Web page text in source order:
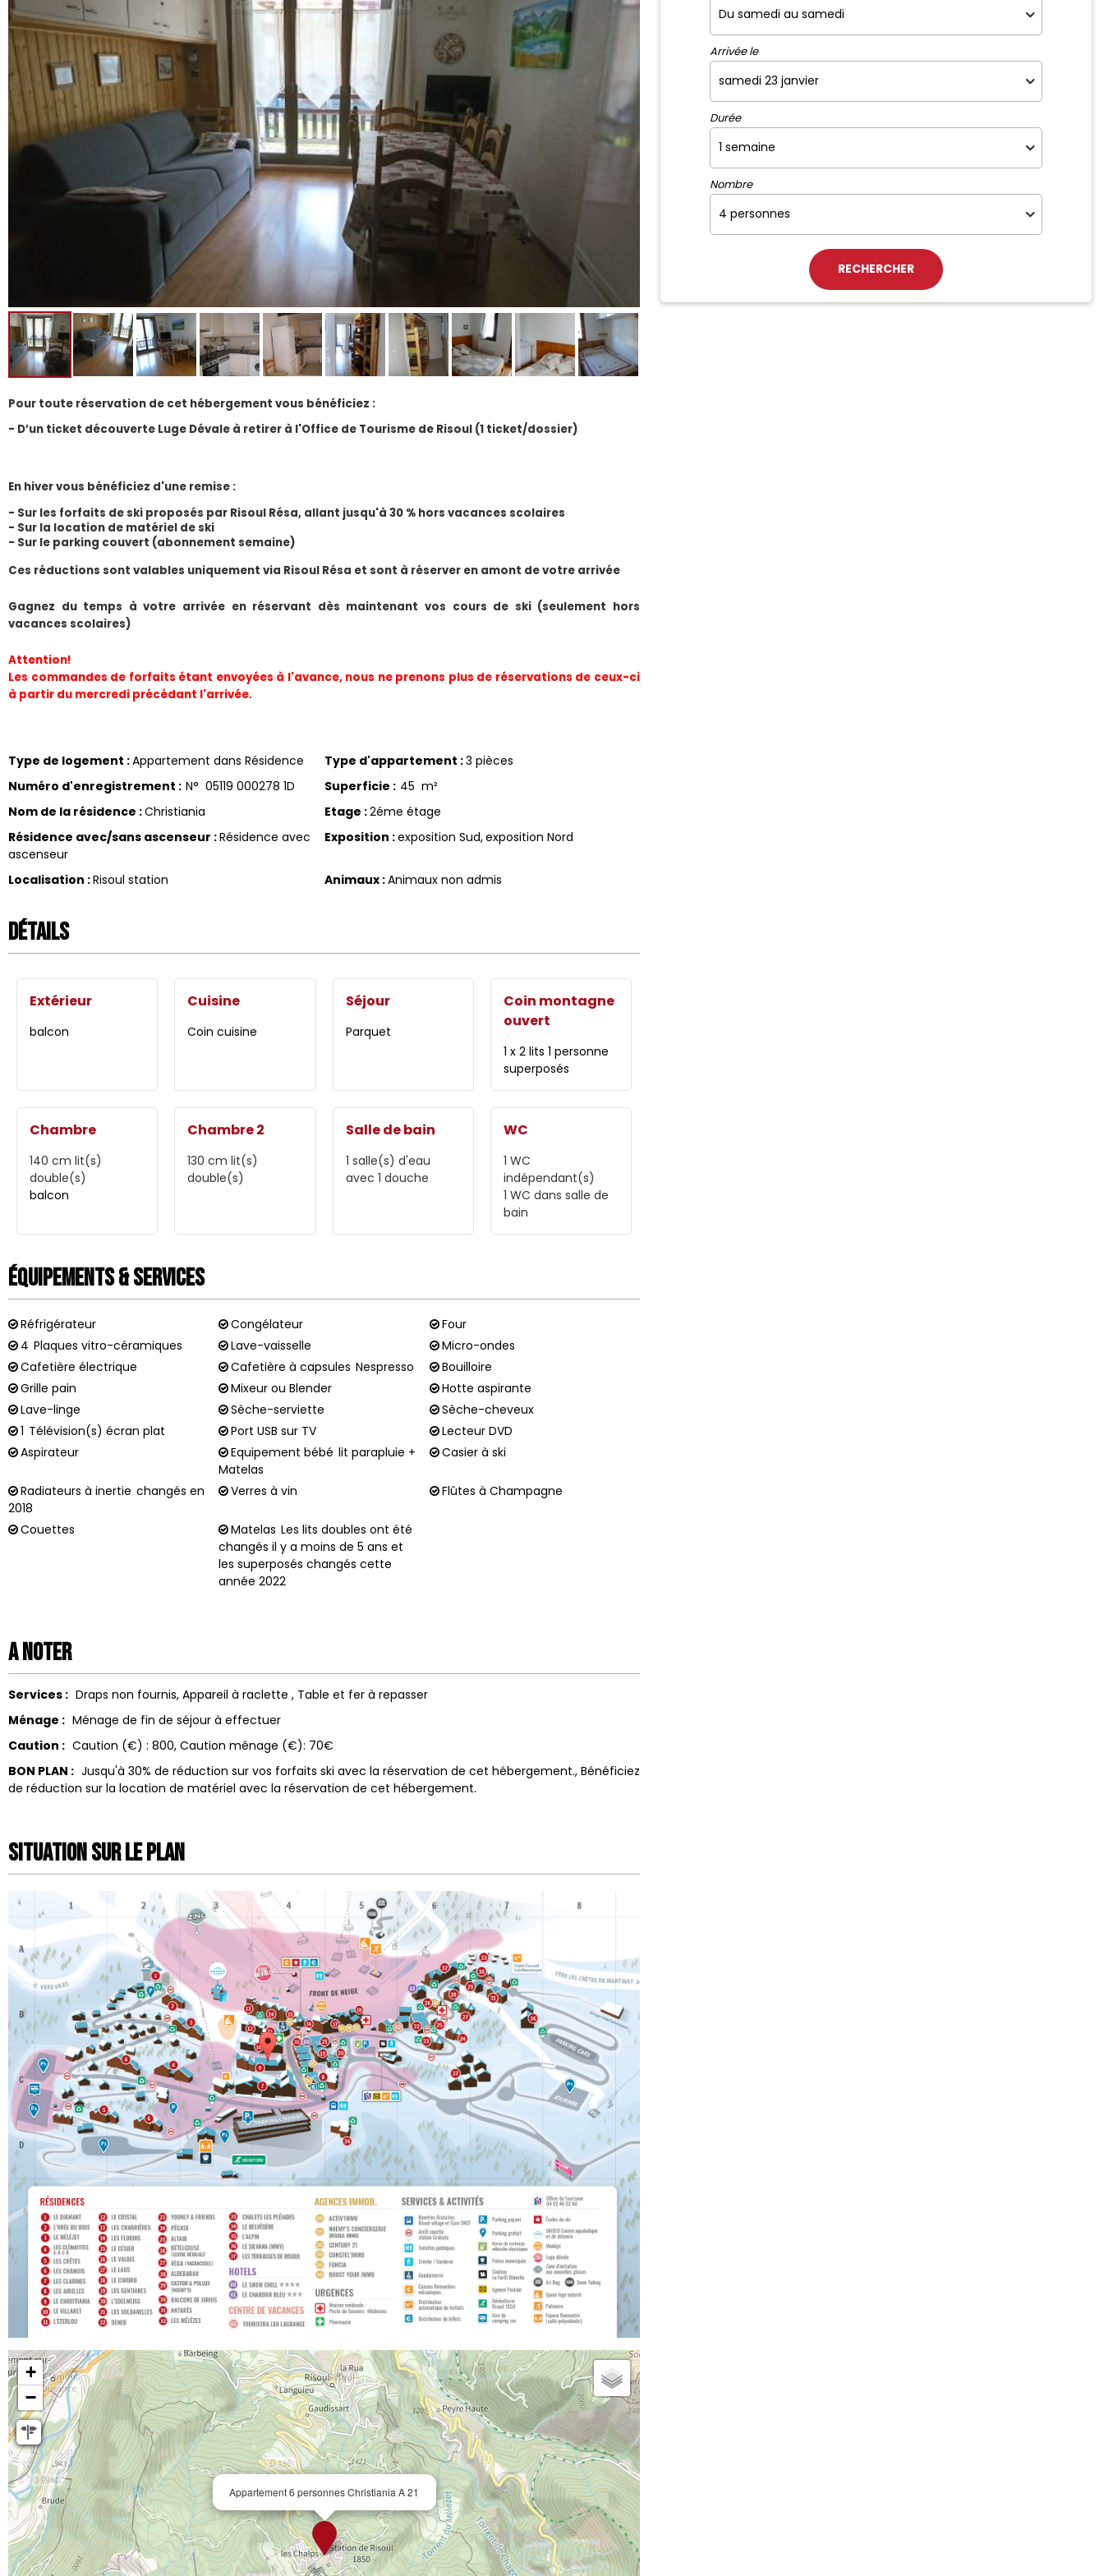
Arrivée le
Durée
Nombre
Pour toute réservation de cet hébergement vous bénéficiez :
- D’un ticket découverte Luge Dévale à retirer à l'Office de Tourisme de Risoul (1 ticket/dossier)
En hiver vous bénéficiez d'une remise :
- Sur les forfaits de ski proposés par Risoul Résa, allant jusqu'à 30 % hors vacances scolaires
- Sur la location de matériel de ski
- Sur le parking couvert (abonnement semaine)
​Ces réductions sont valables uniquement via Risoul Résa et sont à réserver en amont de votre arrivée
Gagnez du temps à votre arrivée en réservant dès maintenant vos cours de ski (seulement hors
vacances scolaires)
Attention!
Les commandes de forfaits étant envoyées à l'avance, nous ne prenons plus de réservations de ceux-ci
à partir du mercredi précédant l'arrivée.
Type de logement :Appartement dans Résidence Type d'appartement :3 pièces
Numéro d'enregistrement : N° 05119 000278 1D Superficie : 45 m²
Nom de la résidence :Christiania Etage :2éme étage
Résidence avec/sans ascenseur :Résidence avec
ascenseur
Exposition :exposition Sud exposition Nord
Localisation :Risoul station Animaux :Animaux non admis
Détails
Extérieur
balcon
Cuisine
Coin cuisine
Séjour
Parquet
Coin montagne
ouvert
1 x 2 lits 1 personne
superposés
Chambre
140 cm lit(s)
double(s)
balcon
Chambre 2
130 cm lit(s)
double(s)
Salle de bain
1 salle(s) d'eau
avec 1 douche
WC
1 WC
indépendant(s)
1 WC dans salle de
bain
Équipements & Services
Réfrigérateur Congélateur
Four
4 Plaques vitro-céramiques Lave-vaisselle
Micro-ondes
Cafetière électrique
Cafetière à capsules Nespresso
Bouilloire
Grille pain
Mixeur ou Blender
Hotte aspirante
Lave-linge
Sèche-serviette
Sèche-cheveux
1 Télévision(s) écran plat Port USB sur TV
Lecteur DVD
Aspirateur
Equipement bébé lit parapluie +
Matelas
Casier à ski
Radiateurs à inertie changés en
2018
Verres à vin Flûtes à Champagne
Couettes Matelas Les lits doubles ont été
changés il y a moins de 5 ans et
les superposés changés cette
année 2022
A noter
Services : Draps non fournis Appareil à raclette
Table et fer à repasser
Ménage : Ménage de fin de séjour à effectuer
Caution : Caution (€) : 800 Caution ménage (€): 70€
BON PLAN : Jusqu'à 30% de réduction sur vos forfaits ski avec la réservation de cet hébergement. Bénéficiez
de réduction sur la location de matériel avec la réservation de cet hébergement.
Situation sur le Plan
Appartement 6 personnes Christiania A 21
+
−